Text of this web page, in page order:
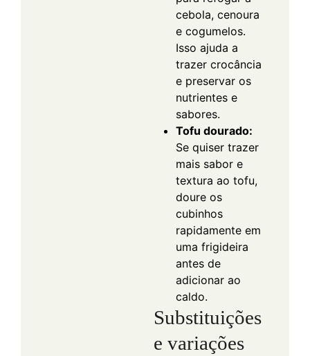
cebola, cenoura
e cogumelos.
Isso ajuda a
trazer crocância
e preservar os
nutrientes e
sabores.
Tofu dourado:
Se quiser trazer
mais sabor e
textura ao tofu,
doure os
cubinhos
rapidamente em
uma frigideira
antes de
adicionar ao
caldo.
Substituições
e variações